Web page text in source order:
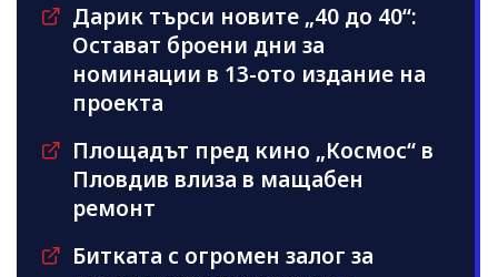
Дарик търси новите „40 до 40“:
Остават броени дни за
номинации в 13-ото издание на
проекта
Площадът пред кино „Космос“ в
Пловдив влиза в мащабен
ремонт
Битката с огромен залог за